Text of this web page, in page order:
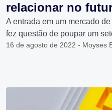
relacionar no
A entrada em um mercado
fez questão de poupar um
16 de agosto de 2022 - Moyses